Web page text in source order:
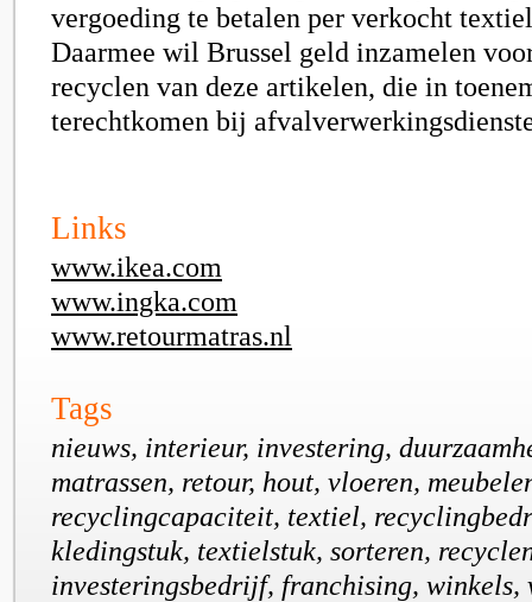
vergoeding te betalen per verkocht
Daarmee wil Brussel geld inzamelen
recyclen van deze artikelen, die in
terechtkomen bij
Links
www.ikea.com
www.ingka.com
www.retourmatras.nl
Tags
nieuws, interieur, investering,
matrassen, retour, hout, vloeren,
recyclingcapaciteit, textiel,
kledingstuk, textielstuk, sorteren,
investeringsbedrijf, franchising, winkels,